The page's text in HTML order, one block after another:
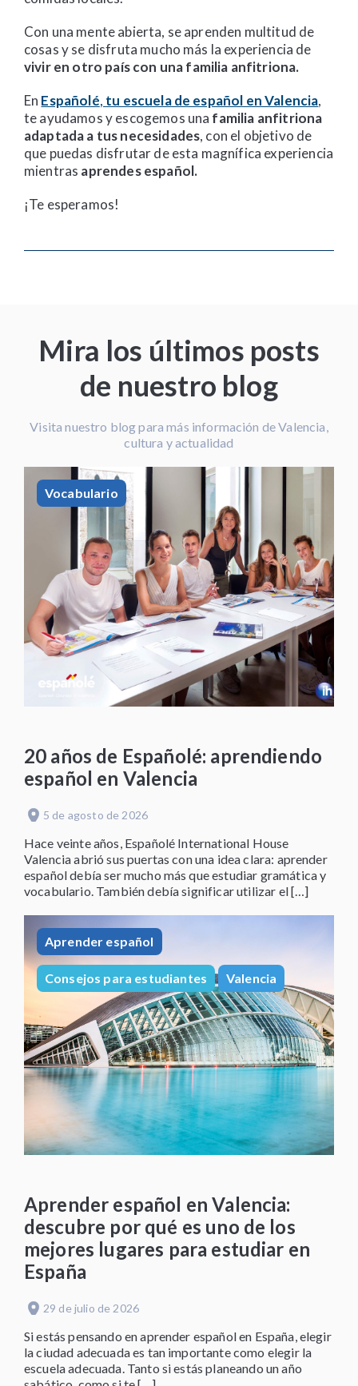
Con una mente abierta, se aprenden multitud de
cosas y se disfruta mucho más la experiencia de
vivir en otro país con unafamilia anfitriona.
En Españolé, tu escuela de español en Valencia,
te ayudamos y escogemos una familia anfitriona
adaptada a tus necesidades, con el objetivo de
que puedas disfrutar de esta magnífica experiencia
mientras aprendes español.
¡Te esperamos!
Mira los últimos posts
de nuestro blog
Visita nuestro blog para más información de Valencia,
cultura y actualidad
Vocabulario
20 años de Españolé: aprendiendo
español en Valencia
5 de agosto de 2026
Hace veinte años, Españolé International House
Valencia abrió sus puertas con una idea clara: aprender
español debía ser mucho más que estudiar gramática y
vocabulario. También debía significar utilizar el […]
Aprender español
Consejos para estudiantes Valencia
Aprender español en Valencia:
descubre por qué es uno de los
mejores lugares para estudiar en
España
29 de julio de 2026
Si estás pensando en aprender español en España, elegir
la ciudad adecuada es tan importante como elegir la
escuela adecuada. Tanto si estás planeando un año